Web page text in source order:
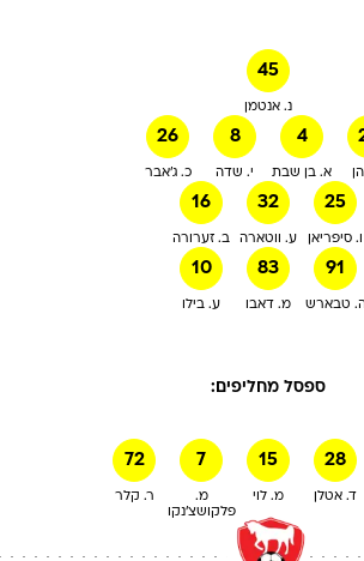
45
נ. אנטמן
26
כ. ג'אבר
8
י. שדה
4
א. בן שבת
16
ב. זערורה
32
ע. ווטארה
25
ו. סיפריאן
10
ע. בילו
83
מ. דאבו
91
טבארש
ספסל מחליפים:
72
ר. קלר
7
מ.
פלקושצ'נקו
15
מ. לוי
28
ד. אטלן